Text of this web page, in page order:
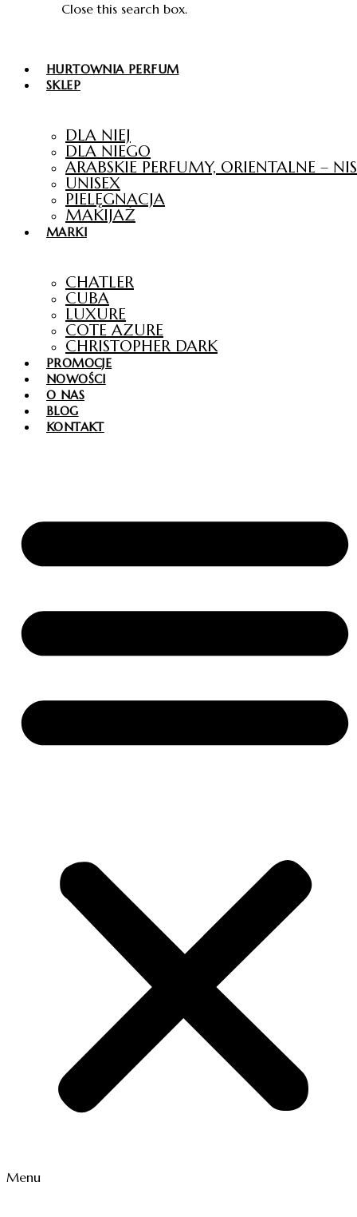
HURTOWNIA PERFUM
SKLEP
DLA NIEJ
DLA NIEGO
ARABSKIE PERFUMY, ORIENTALNE –
UNISEX
PIELĘGNACJA
MAKIJAŻ
MARKI
CHATLER
CUBA
LUXURE
COTE AZURE
CHRISTOPHER DARK
PROMOCJE
NOWOŚCI
O NAS
BLOG
KONTAKT
Menu
Close this search box.